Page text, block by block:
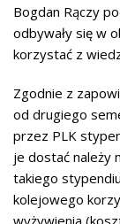
Bogdan Rączy
odbywały się w
korzystać z
Zgodnie z
od drugiego
przez PLK
je dostać należy
takiego
kolejowego
wyżywienia